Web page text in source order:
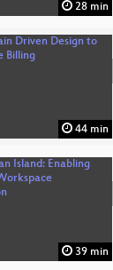
28 min
44 min
39 min